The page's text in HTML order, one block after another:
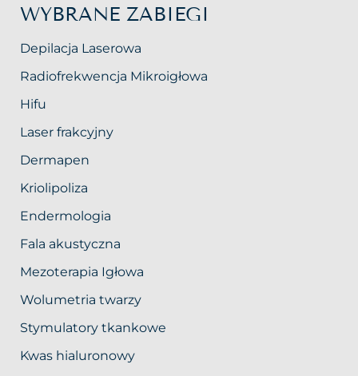
WYBRANE ZABIEGI
Depilacja Laserowa
Radiofrekwencja Mikroigłowa
Hifu
Laser frakcyjny
Dermapen
Kriolipoliza
Endermologia
Fala akustyczna
Mezoterapia Igłowa
Wolumetria twarzy
Stymulatory tkankowe
Kwas hialuronowy